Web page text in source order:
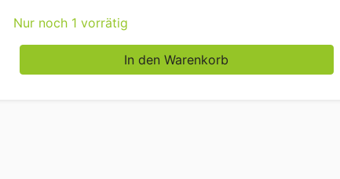
Nur noch 1 vorrätig
Edelstahl Gram Kühlung 230V Catering Menge
In den Warenkorb